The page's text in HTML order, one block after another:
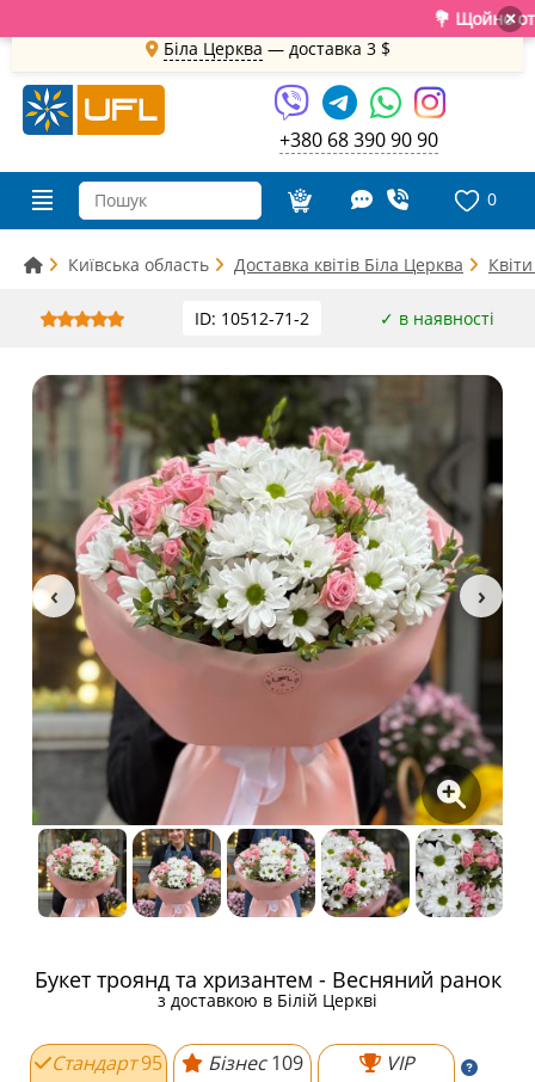
💐 Щойно ×
Біла Церква — доставка 3 $
+380 68 390 90 90
0
Київська область Доставка квітів Біла Церква
ID: 10512-71-2 ✓ в наявності
Букет троянд та хризантем - Весняний ранок
з доставкою в Білій Церкві
Стандарт 95
Бізнес 109
VIP